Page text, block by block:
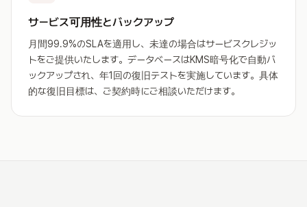
サービス可用性とバックアップ
月間99.9%のSLAを適用し、未達の場合はサービスクレジッ
トをご提供いたします。データベースはKMS暗号化で自動バ
ックアップされ、年1回の復旧テストを実施しています。具体
的な復旧目標は、ご契約時にご相談いただけます。